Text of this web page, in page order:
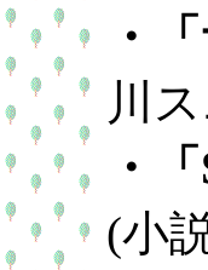
・
川
・
(小